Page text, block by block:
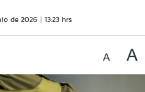
de 2026 13:23 hrs